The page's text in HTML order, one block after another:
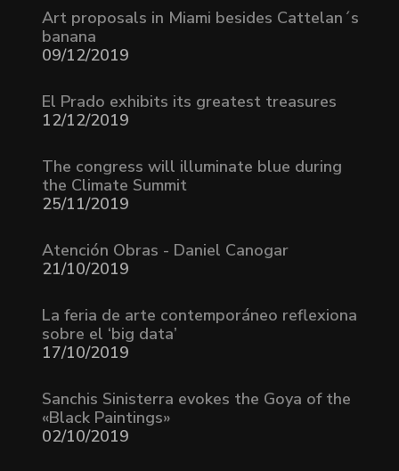
Art proposals in Miami besides Cattelan´s
banana
09/12/2019
El Prado exhibits its greatest treasures
12/12/2019
The congress will illuminate blue during
the Climate Summit
25/11/2019
Atención Obras - Daniel Canogar
21/10/2019
La feria de arte contemporáneo reflexiona
sobre el ‘big data’
17/10/2019
Sanchis Sinisterra evokes the Goya of the
«Black Paintings»
02/10/2019